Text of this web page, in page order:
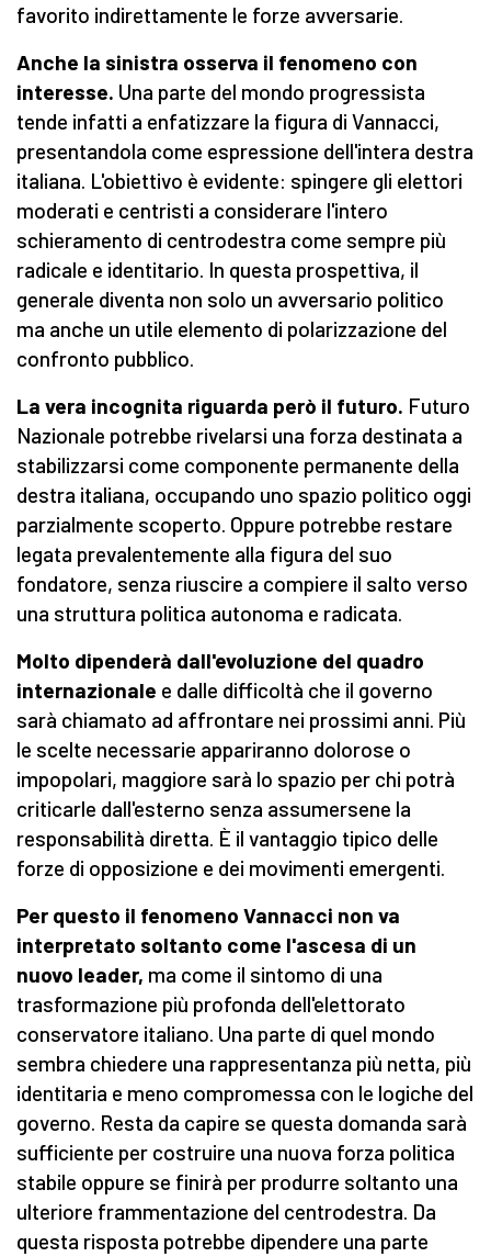
favorito indirettamente le forze avversarie.
Anche la sinistra osserva il fenomeno con
interesse. Una parte del mondo progressista
tende infatti a enfatizzare la figura di Vannacci,
presentandola come espressione dell'intera destra
italiana. L'obiettivo è evidente: spingere gli elettori
moderati e centristi a considerare l'intero
schieramento di centrodestra come sempre più
radicale e identitario. In questa prospettiva, il
generale diventa non solo un avversario politico
ma anche un utile elemento di polarizzazione del
confronto pubblico.
La vera incognita riguarda però il futuro. Futuro
Nazionale potrebbe rivelarsi una forza destinata a
stabilizzarsi come componente permanente della
destra italiana, occupando uno spazio politico oggi
parzialmente scoperto. Oppure potrebbe restare
legata prevalentemente alla figura del suo
fondatore, senza riuscire a compiere il salto verso
una struttura politica autonoma e radicata.
Molto dipenderà dall'evoluzione del quadro
internazionale e dalle difficoltà che il governo
sarà chiamato ad affrontare nei prossimi anni. Più
le scelte necessarie appariranno dolorose o
impopolari, maggiore sarà lo spazio per chi potrà
criticarle dall'esterno senza assumersene la
responsabilità diretta. È il vantaggio tipico delle
forze di opposizione e dei movimenti emergenti.
Per questo il fenomeno Vannacci non va
interpretato soltanto come l'ascesa di un
nuovo leader, ma come il sintomo di una
trasformazione più profonda dell'elettorato
conservatore italiano. Una parte di quel mondo
sembra chiedere una rappresentanza più netta, più
identitaria e meno compromessa con le logiche del
governo. Resta da capire se questa domanda sarà
sufficiente per costruire una nuova forza politica
stabile oppure se finirà per produrre soltanto una
ulteriore frammentazione del centrodestra. Da
questa risposta potrebbe dipendere una parte